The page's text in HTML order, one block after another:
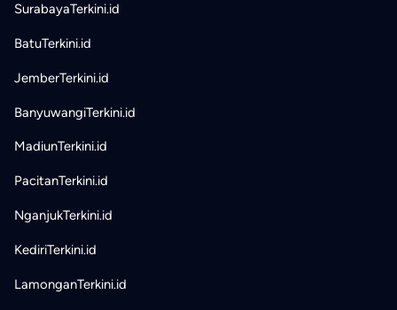
SurabayaTerkini.id
BatuTerkini.id
JemberTerkini.id
BanyuwangiTerkini.id
MadiunTerkini.id
PacitanTerkini.id
NganjukTerkini.id
KediriTerkini.id
LamonganTerkini.id